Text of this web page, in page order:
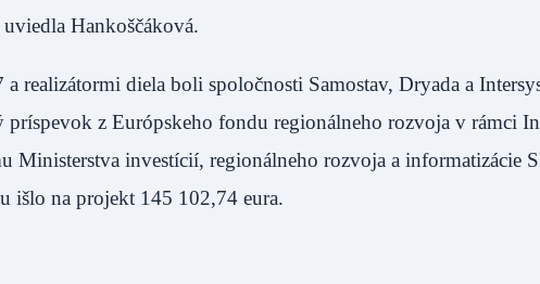
Hankoščáková.
realizátormi diela boli spoločnosti Samostav, Dryada a
príspevok z Európskeho fondu regionálneho rozvoja v rámci
Ministerstva investícií, regionálneho rozvoja a informatizácie
išlo na projekt 145 102,74 eura.